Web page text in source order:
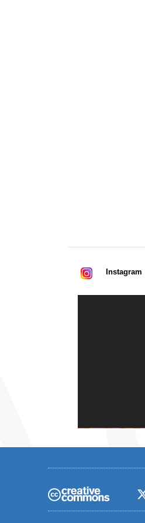
Instagram